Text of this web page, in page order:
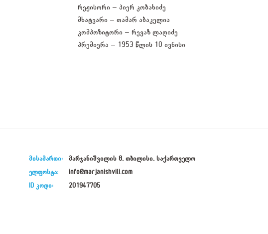
რეჟისორი – პიერ კობახიძე
მხატვარი – თამარ აბაკელია
კომპოზიტორი – რევაზ ლაღიძე
პრემიერა – 1953 წლის 10 ივნისი
მისამართი:
მარჯანიშვილის 8, თბილისი, საქართველო
ელფოსტა:
info@marjanishvili.com
ID კოდი:
201947705